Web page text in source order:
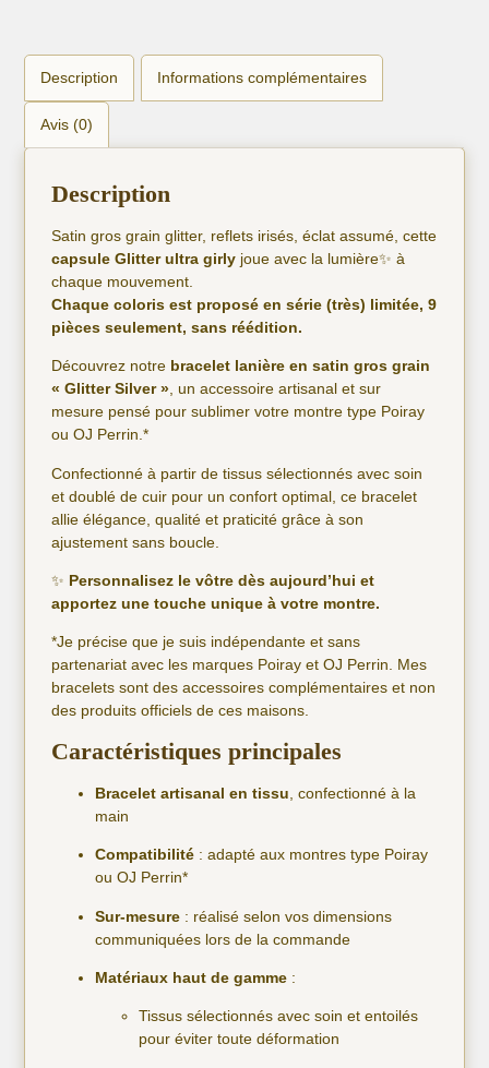
Description Informations complémentaires
Avis (0)
Description
Satin gros grain glitter, reflets irisés, éclat assumé, cette
capsule Glitter ultra girly joue avec la lumière✨ à
chaque mouvement.
Chaque coloris est proposé en série (très) limitée, 9
pièces seulement, sans réédition.
Découvrez notre bracelet lanière en satin gros grain
« Glitter Silver », un accessoire artisanal et sur
mesure pensé pour sublimer votre montre type Poiray
ou OJ Perrin.*
Confectionné à partir de tissus sélectionnés avec soin
et doublé de cuir pour un confort optimal, ce bracelet
allie élégance, qualité et praticité grâce à son
ajustement sans boucle.
✨ Personnalisez le vôtre dès aujourd’hui et
apportez une touche unique à votre montre.
*Je précise que je suis indépendante et sans
partenariat avec les marques Poiray et OJ Perrin. Mes
bracelets sont des accessoires complémentaires et non
des produits officiels de ces maisons.
Caractéristiques principales
Bracelet artisanal en tissu , confectionné à la
main
Compatibilité : adapté aux montres type Poiray
ou OJ Perrin*
Sur-mesure : réalisé selon vos dimensions
communiquées lors de la commande
Matériaux haut de gamme :
Tissus sélectionnés avec soin et entoilés
pour éviter toute déformation